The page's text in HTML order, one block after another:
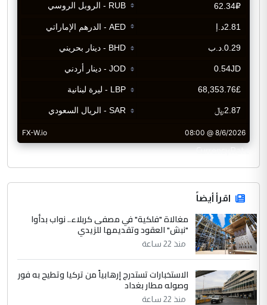
CurrencyRate
اقرأ أيضاً
مغالاة "فلكية" في مصفى كربلاء.. نواب بدأوا
"نبش" العقود وتقديمها للزيدي
منذ 22 ساعة
الاستخبارات تستدرج إرهابياً من تركيا وتطيح به فور
وصوله مطار بغداد
منذ 22 ساعة